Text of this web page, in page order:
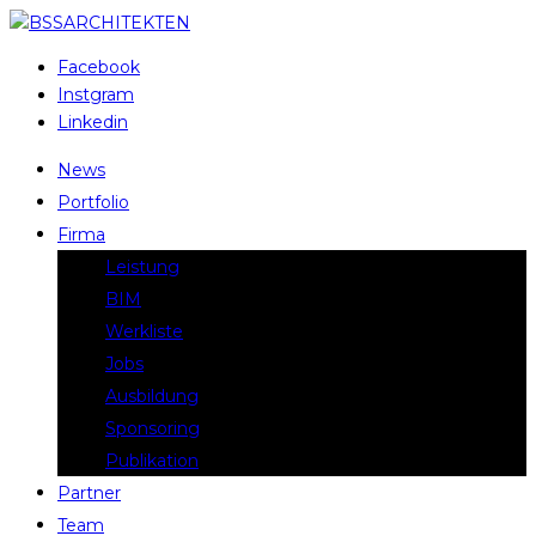
Facebook
Instgram
Linkedin
News
Portfolio
Firma
Leistung
BIM
Werkliste
Jobs
Ausbildung
Sponsoring
Publikation
Partner
Team